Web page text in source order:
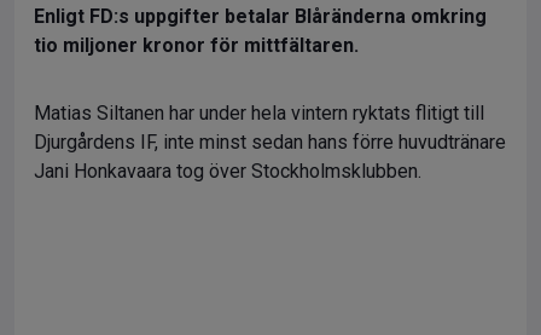
Enligt FD:s uppgifter betalar Blåränderna omkring
tio miljoner kronor för mittfältaren.
Matias Siltanen har under hela vintern ryktats flitigt till
Djurgårdens IF, inte minst sedan hans förre huvudtränare
Jani Honkavaara tog över Stockholmsklubben.